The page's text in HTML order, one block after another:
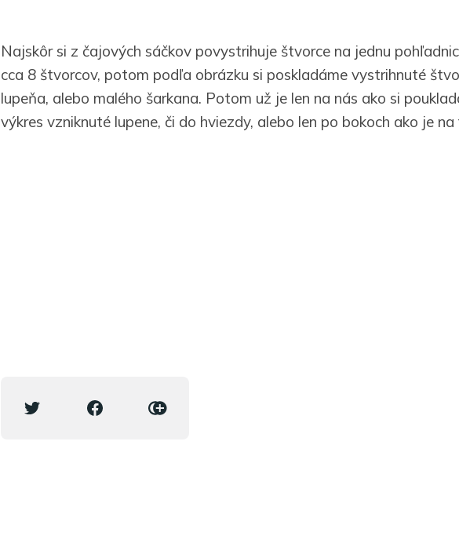
Najskôr si z čajových sáčkov povystrihuje štvorce na jednu
cca 8 štvorcov, potom podľa obrázku si poskladáme vystrihnuté
lupeňa, alebo malého šarkana. Potom už je len na nás ako si
výkres vzniknuté lupene, či do hviezdy, alebo len po bokoch ako je